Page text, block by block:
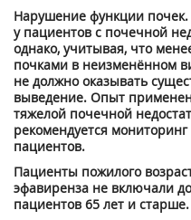
Нарушение функции
у пациентов с почечной
однако, учитывая, что
почками в неизменённом
не должно оказывать
выведение. Опыт
тяжелой почечной
рекомендуется
пациентов.
Пациенты пожилого
эфавиренза не включали
пациентов 65 лет и старше.